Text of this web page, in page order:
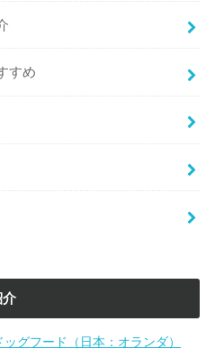
すめ
介
グフード（日本：オランダ）